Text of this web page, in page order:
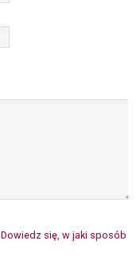
Dowiedz się, w jaki sposób